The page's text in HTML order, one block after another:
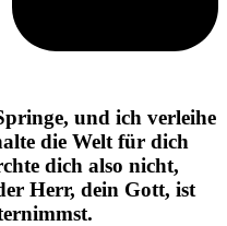
und ich verleihe
die Welt für dich
dich also nicht,
Herr, dein Gott, ist